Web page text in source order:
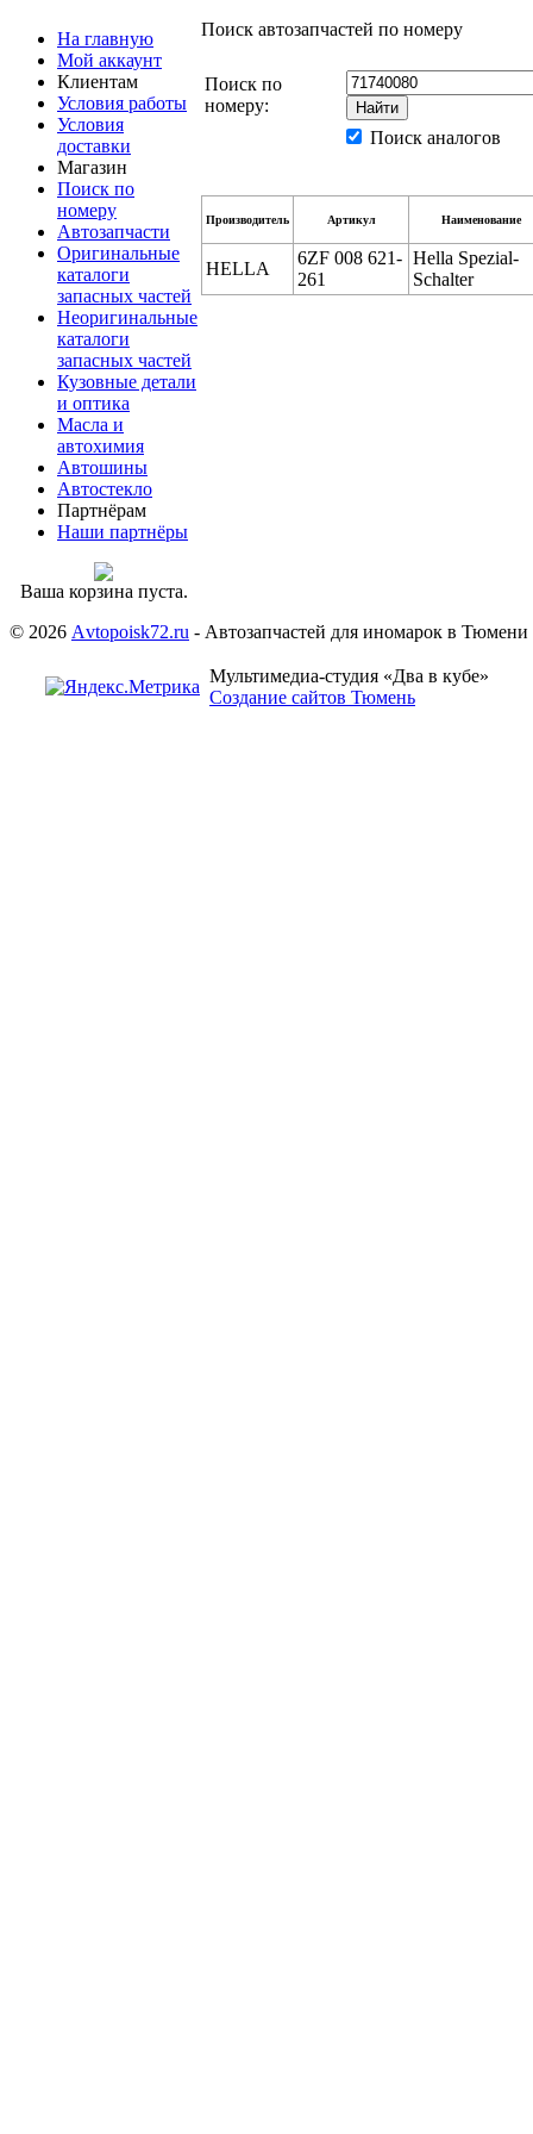
На главную
Мой аккаунт
Клиентам
Условия работы
Условия
доставки
Магазин
Поиск по
номеру
Автозапчасти
Оригинальные
каталоги
запасных частей
Неоригинальные
каталоги
запасных частей
Кузовные детали
и оптика
Масла и
автохимия
Автошины
Автостекло
Партнёрам
Наши партнёры
Ваша корзина пуста.
Поиск автозапчастей по номеру
Поиск по
номеру:
Поиск аналогов
Производитель Артикул Наименование
HELLA
6ZF 008 621-
261
Hella Spezial-
Schalter
© 2026 Аvtopoisk72.ru - Автозапчастей для иномарок в Тюмени
Мультимедиа-студия «Два в кубе»
Создание сайтов Тюмень